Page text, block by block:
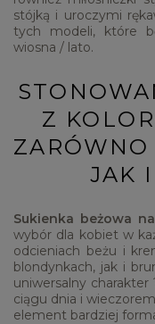
stójką i uroczymi
tych modeli, które
wiosna / lato.
Z
JAK
Sukienka beżowa
wybór dla kobiet w
odcieniach beżu i
blondynkach, jak i
uniwersalny
ciągu dnia i
element bardziej